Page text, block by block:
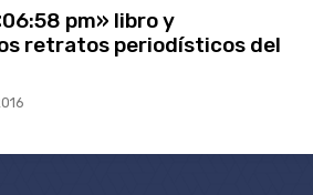
pm» libro y
retratos periodísticos del